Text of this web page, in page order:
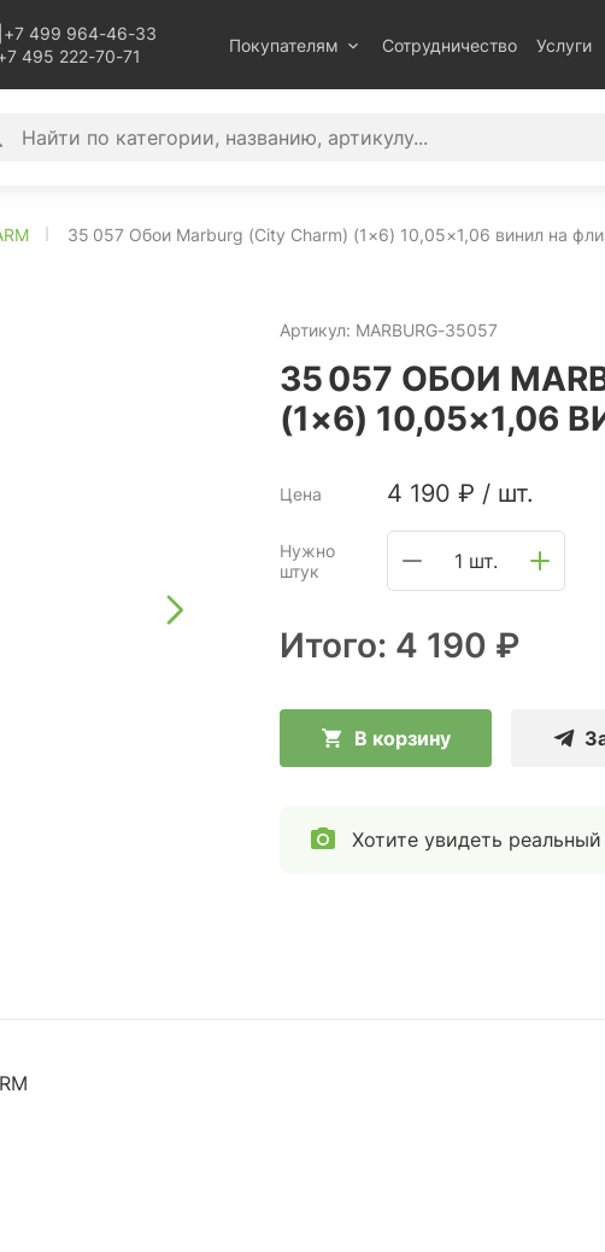
+7 499 964-46-33
495 222-70-71
Покупателям Сотрудничество Услуги
35 057 Обои Marburg (City Charm) (1×6) 10,05×1,06 винил на
Артикул: MARBURG-35057
35 057 ОБОИ
(1×6) 10,05×1,06
Цена 4 190 ₽ / шт.
Нужно
штук
1 шт.
Итого: 4 190 ₽
В корзину
Хотите увидеть реальный